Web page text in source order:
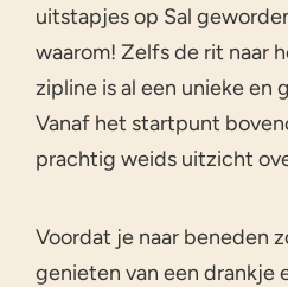
uitstapjes op Sal
waarom! Zelfs de rit naar
zipline is al een unieke en
Vanaf het startpunt
prachtig weids uitzicht
Voordat je naar beneden
genieten van een drankje